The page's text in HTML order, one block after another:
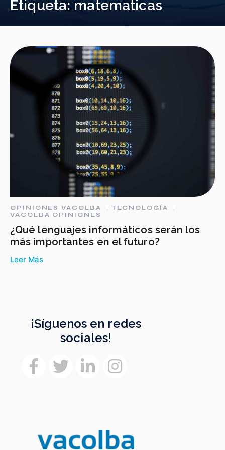
Etiqueta: matematicas
OPINIONES VACOLBA
TECNOLOGÍA
VACOLBA OPINIONES
¿Qué lenguajes informáticos serán los
más importantes en el futuro?
Leer Más
¡Síguenos en redes
sociales!